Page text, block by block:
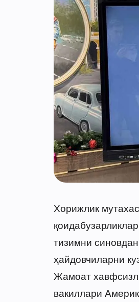
Хорижлик
тизимни
ҳайдовчиларни
Жамоат
вакиллари